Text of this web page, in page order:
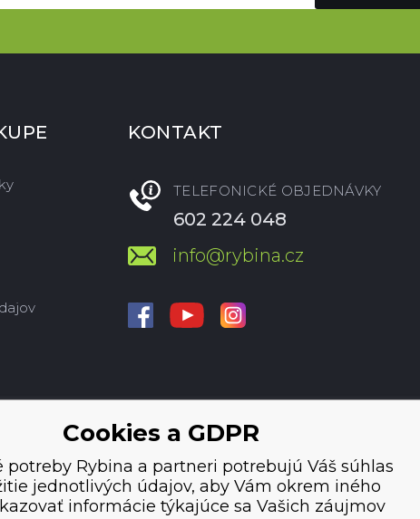
KONTAKT
TELEFONICKÉ OBJEDNÁVKY
602 224 048
info@rybina.cz
Cookies a GDPR
potreby Rybina a partneri potrebujú Váš súhlas
jednotlivých údajov, aby Vám okrem iného
informácie týkajúce sa Vašich záujmov